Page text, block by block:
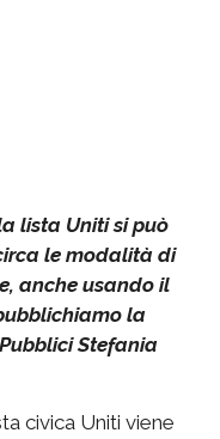
lista Uniti si può
le modalità di
anche usando il
la
Stefania
civica Uniti viene